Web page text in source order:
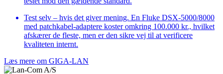
Test selv – hvis det giver mening. En Fluke DSX-5000/8000
med patchkabel-adaptere koster omkring 100.000 kr., hvilket
afskærer de fleste, men er den sikre vej til at verificere
kvaliteten internt.
Læs mere om GIGA-LAN